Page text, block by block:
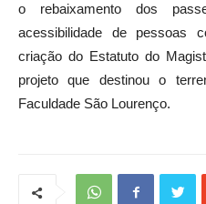
o rebaixamento dos
acessibilidade de pessoas
criação do Estatuto do
projeto que destinou o
Faculdade São Lourenço.